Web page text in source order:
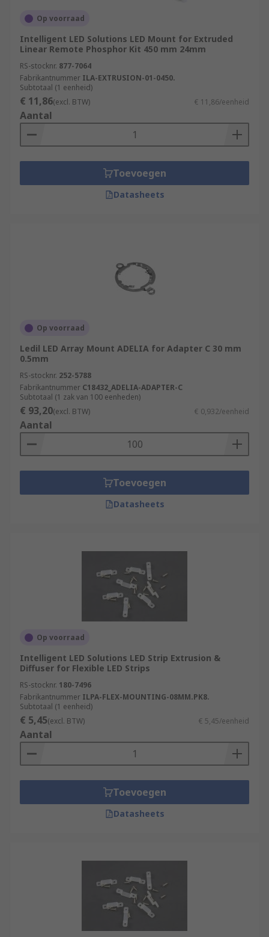
Op voorraad
Intelligent LED Solutions LED Mount for Extruded
Linear Remote Phosphor Kit 450 mm 24mm
RS-stocknr. 877-7064
Fabrikantnummer ILA-EXTRUSION-01-0450.
Subtotaal (1 eenheid)
€ 11,86(excl. BTW) € 11,86/eenheid
Aantal
Toevoegen
Datasheets
Op voorraad
Ledil LED Array Mount ADELIA for Adapter C 30 mm
0.5mm
RS-stocknr. 252-5788
Fabrikantnummer C18432_ADELIA-ADAPTER-C
Subtotaal (1 zak van 100 eenheden)
€ 93,20(excl. BTW) € 0,932/eenheid
Aantal
Toevoegen
Datasheets
Op voorraad
Intelligent LED Solutions LED Strip Extrusion &
Diffuser for Flexible LED Strips
RS-stocknr. 180-7496
Fabrikantnummer ILPA-FLEX-MOUNTING-08MM.PK8.
Subtotaal (1 eenheid)
€ 5,45(excl. BTW) € 5,45/eenheid
Aantal
Toevoegen
Datasheets